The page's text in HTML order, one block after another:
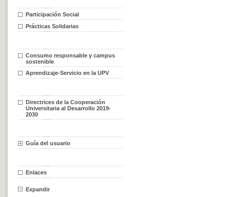
Participación Social
Prácticas Solidarias
Consumo responsable y campus
sostenible
Aprendizaje-Servicio en la UPV
Directrices de la Cooperación
Universitaria al Desarrollo 2019-
2030
Guía del usuario
Enlaces
Expandir